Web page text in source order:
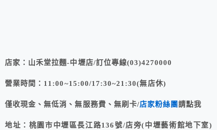
店家：山禾堂拉麵-中壢店/訂位專線(03)4270000
營業時間：11:00~15:00/17:30~21:30(無店休)
僅收現金、無低消、無服務費、無刷卡/店家粉絲團請點我
地址：桃園市中壢區長江路136號/店旁(中壢藝術館地下室)